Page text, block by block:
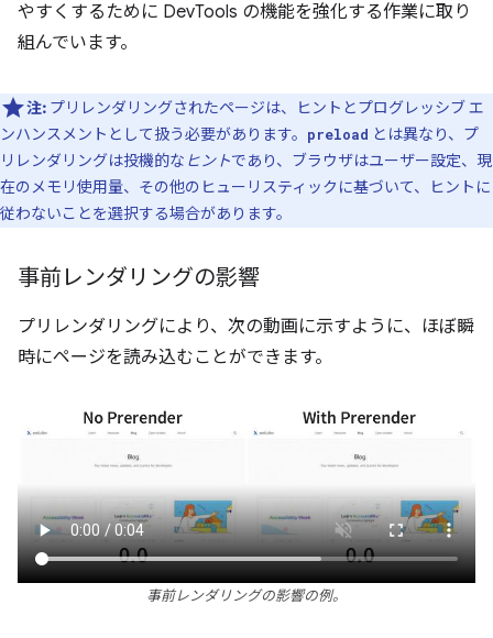
やすくするために DevTools の機能を強化する作業に取り
組んでいます。
注: プリレンダリングされたページは、ヒントとプログレッシブ エ
ンハンスメントとして扱う必要があります。
preload とは異なり、プ
リレンダリングは投機的な ヒントであり、ブラウザはユーザー設定、現
在のメモリ使用量、その他のヒューリスティックに基づいて、ヒントに
従わないことを選択する場合があります。
事前レンダリングの影響
プリレンダリングにより、次の動画に示すように、ほぼ瞬
時にページを読み込むことができます。
事前レンダリングの影響の例。